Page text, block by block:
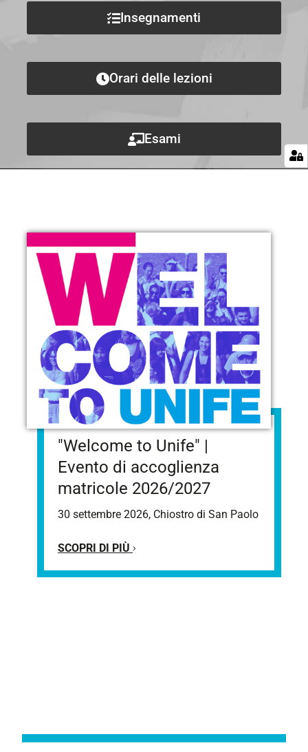
Insegnamenti
Orari delle lezioni
Esami
"Welcome to Unife" |
Evento di accoglienza
matricole 2026/2027
30 settembre 2026, Chiostro di San Paolo
SCOPRI DI PIÙ